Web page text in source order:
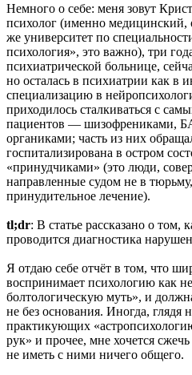
Немного о себе: меня зовут
психолог (именно
же университет по
психология», это важно), три
психиатрической больнице,
но осталась в психиатрии как в
специализацию в
приходилось сталкиваться с
пациентов — шизофрениками,
органиками; часть из них
госпитализирована в остром
«принудчиками» (это люди,
направленные судом не в
принудительное лечение).
tl;dr: В статье рассказано о том,
проводится диагностика
Я отдаю себе отчёт в том, что
воспринимает психологию как
болтологическую муть», и
не без основания. Иногда, глядя
практикующих
рук» и прочее, мне хочется
не иметь с ними ничего общего.